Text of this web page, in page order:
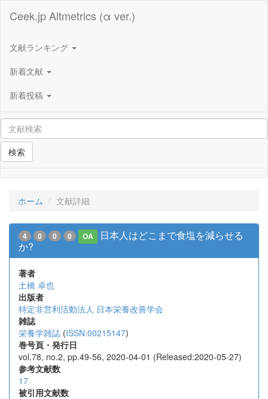
Ceek.jp Altmetrics (α ver.)
文献ランキング
新着文献
新着投稿
検索
ホーム 文献詳細
4 0 0 0 OA
日本人はどこまで食塩を減らせる
か?
著者
土橋 卓也
出版者
特定非営利活動法人 日本栄養改善学会
雑誌
栄養学雑誌 (ISSN:00215147)
巻号頁・発行日
vol.78, no.2, pp.49-56, 2020-04-01 (Released:2020-05-27)
参考文献数
17
被引用文献数